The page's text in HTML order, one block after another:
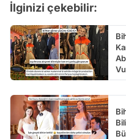
İlginizi çekebilir: